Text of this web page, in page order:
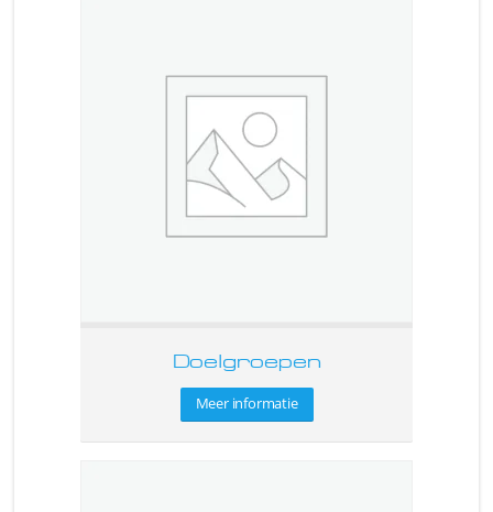
Doelgroepen
Meer informatie